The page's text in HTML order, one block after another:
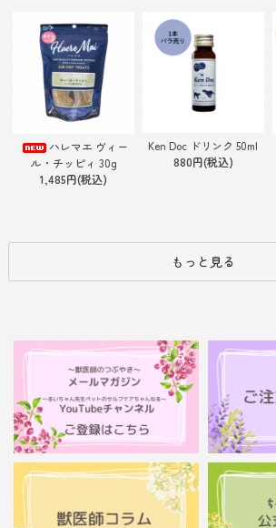
ハレマエ ヴィー
ル・チッピィ 30g
1,485円(税込)
Ken Doc ドリンク 50ml
880円(税込)
もっと見る